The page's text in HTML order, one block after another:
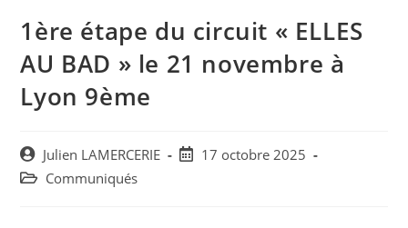
1ère étape du circuit « ELLES
AU BAD » le 21 novembre à
Lyon 9ème
Post
author:
Julien LAMERCERIE
Post17 octobre 2025
Post Communiqués